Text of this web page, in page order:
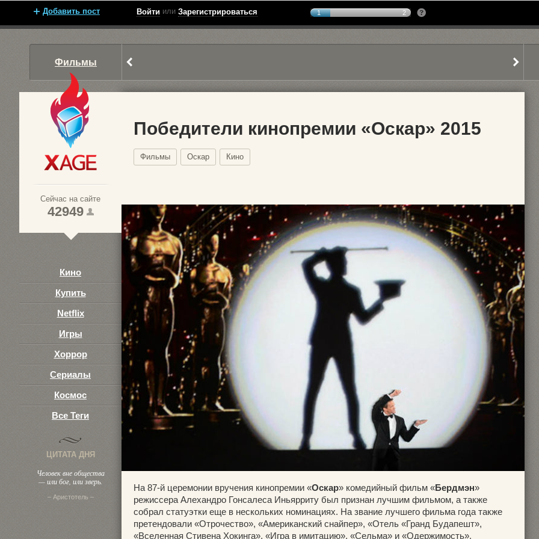
Добавить пост Войти или Зарегистрироваться 1 2
Фильмы
1
Сейчас на сайте
42949
Кино
Купить
Netflix
Игры
Хоррор
Сериалы
Космос
Все Теги
ЦИТАТА ДНЯ
Человек вне общества
— или бог, или зверь.
– Аристотель –
Победители кинопремии «Оскар» 2015
Фильмы Оскар Кино
На 87-й церемонии вручения кинопремии «Оскар» комедийный фильм «Бердмэн»
режиссера Алехандро Гонсалеса Иньярриту был признан лучшим фильмом, а также
собрал статуэтки еще в нескольких номинациях. На звание лучшего фильма года также
претендовали «Отрочество», «Американский снайпер», «Отель «Гранд Будапешт»,
«Вселенная Стивена Хокинга», «Игра в имитацию», «Сельма» и «Одержимость».